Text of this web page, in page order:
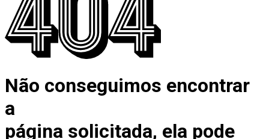
Não conseguimos encontrar
a
página solicitada, ela pode